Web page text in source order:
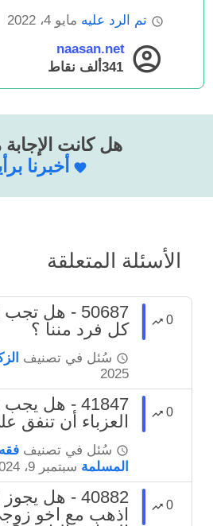
تم الرد عليه مايو 4، 2022
naasan.net
341ألف
نقاط
هل كانت
أخبرنا
الأسئلة المتعلقة
0
50687 - هل
كل فرد مننا ؟
سُئل في تصنيف
2025
0
41847 - هل
العزباء أن تنفق
سُئل في تصنيف
المسلمة سبتمبر 9، 2024
0
40882 - هل
اذهب مع اخو